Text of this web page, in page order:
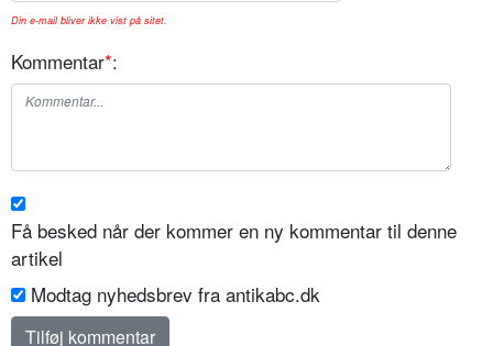
Din e-mail bliver ikke vist på sitet.
Kommentar*:
Få besked når der kommer en ny kommentar til denne
artikel
Modtag nyhedsbrev fra antikabc.dk